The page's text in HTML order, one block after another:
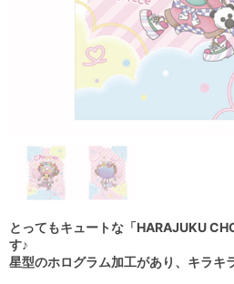
とってもキュートな「HARAJUKU
す♪
星型のホログラム加工があり、キラキ